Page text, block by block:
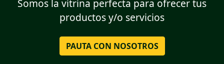
Somos la vitrina perfecta para ofrecer tus
productos y/o servicios
PAUTA CON NOSOTROS